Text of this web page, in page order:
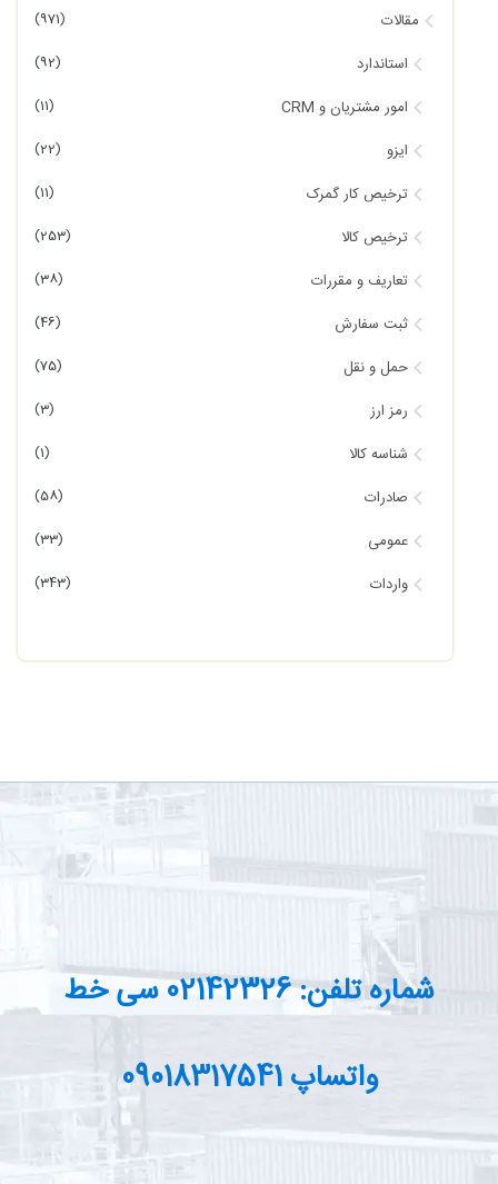
مقالات (971)
استاندارد (92)
امور مشتریان و CRM (11)
ایزو (22)
ترخیص کار گمرک (11)
ترخیص کالا (253)
تعاریف و مقررات (38)
ثبت سفارش (46)
حمل و نقل (75)
رمز ارز (3)
شناسه کالا (1)
صادرات (58)
عمومی (33)
واردات (343)
شماره تلفن: 02142326 سی خط
واتساپ 09018317541